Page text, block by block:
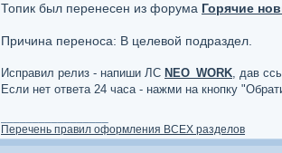
Топик был перенесен из форума Горячие
Причина переноса: В целевой подраздел.
Исправил релиз - напиши ЛС NEO_WORK, дав
Если нет ответа 24 часа - нажми на кнопку
Перечень правил оформления ВСЕХ разделов